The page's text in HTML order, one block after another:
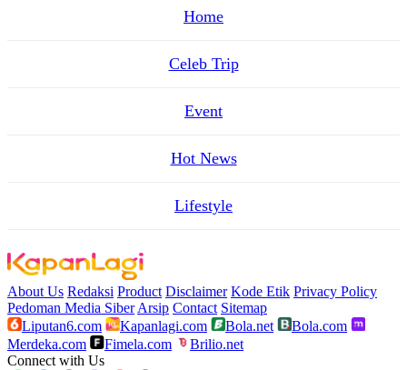
Home
Celeb Trip
Event
Hot News
Lifestyle
About Us Redaksi Product Disclaimer Kode Etik Privacy Policy
Pedoman Media SiberArsip Contact Sitemap
Liputan6.com
Kapanlagi.com Bola.net
Bola.com
Merdeka.com
Fimela.com
Brilio.net
Connect with Us